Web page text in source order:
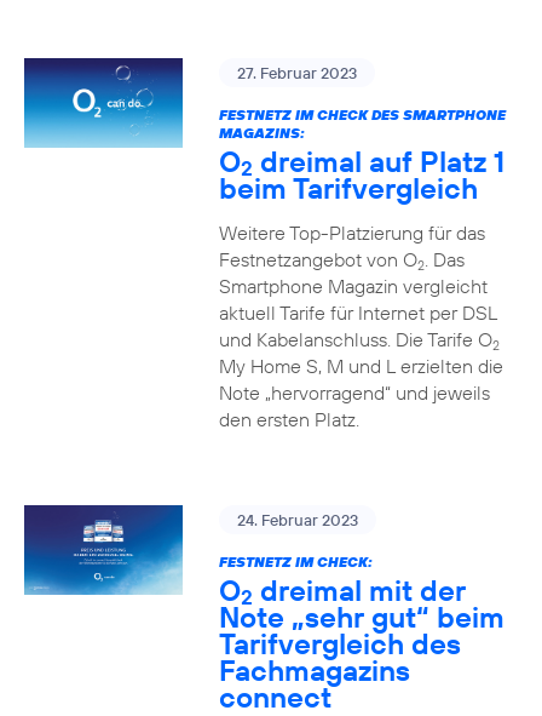
27. Februar 2023
FESTNETZ IM CHECK DES SMARTPHONE
MAGAZINS:
O2 dreimal auf Platz 1
beim Tarifvergleich
Weitere Top-Platzierung für das
Festnetzangebot von O2. Das
Smartphone Magazin vergleicht
aktuell Tarife für Internet per DSL
und Kabelanschluss. Die Tarife O2
My Home S, M und L erzielten die
Note „hervorragend“ und jeweils
den ersten Platz.
24. Februar 2023
FESTNETZ IM CHECK:
O2 dreimal mit der
Note „sehr gut“ beim
Tarifvergleich des
Fachmagazins
connect